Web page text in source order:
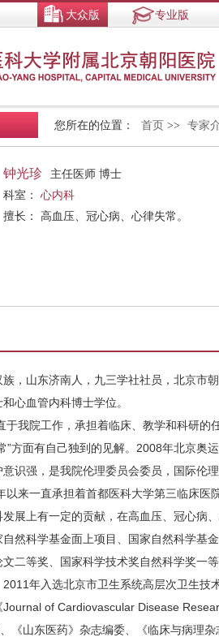
大众版 专业版
您所在的位置： 首页 >> 专家
钟光珍
主任医师 博士
科室： 心内科
擅长： 高血压、冠心病、心律失常。
山东济南人，九三学社社员，北京市朝
心血管内科博士学位。
院工作，承担着临床、教学和科研的
”方面有自己独到的见解。2008年北京奥
强，是我院伦理委员会委员，国际伦理
一直承担着首都医科大学第三临床医院
上有一定的贡献，在高血压、冠心病、
自然科学基金面上项目、国家自然科学
文二等奖、国家科学技术奖自然科学奖
年入选北京市卫生系统高层次卫生技
of Cardiovascular Disease
《山东医药》杂志编委、《临床与病理